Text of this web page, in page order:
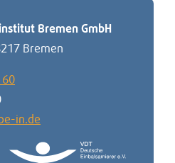
Bremen GmbH
Bremen
in.de